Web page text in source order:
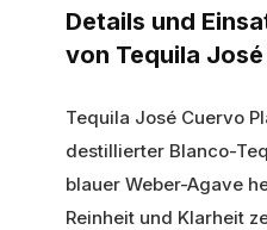
Details und
von Tequila
Tequila José Cuervo
destillierter Blanco-
blauer Weber-Agave
Reinheit und Klarheit